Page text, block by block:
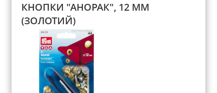
КНОПКИ "АНОРАК", 12 ММ
(ЗОЛОТИЙ)